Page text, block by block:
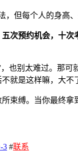
，但每个人的身高
五次预约机会，十次
也别太难过。那
就是这样嘛，大
束缚。当你最终
3 #联系